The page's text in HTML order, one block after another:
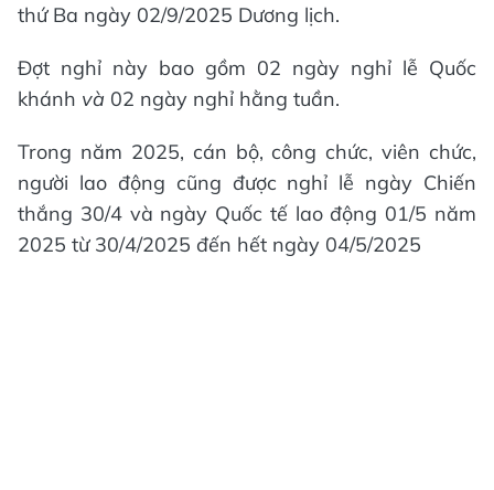
thứ Ba ngày 02/9/2025 Dương lịch.
Đợt nghỉ này bao gồm 02 ngày nghỉ lễ Quốc
khánh và 02 ngày nghỉ hằng tuần.
Trong năm 2025, cán bộ, công chức, viên chức,
người lao động cũng được nghỉ lễ ngày Chiến
thắng 30/4 và ngày Quốc tế lao động 01/5 năm
2025 từ 30/4/2025 đến hết ngày 04/5/2025